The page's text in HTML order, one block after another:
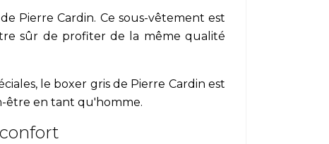
Pierre Cardin. Ce sous-vêtement est
sûr de profiter de la même qualité
le boxer gris de Pierre Cardin est
être en tant qu'homme.